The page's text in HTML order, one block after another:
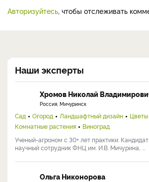
Авторизуйтесь, чтобы отслеживать
Наши эксперты
Хромов Николай
Россия, Мичуринск
Сад Огород Ландшафтный дизайн
Цветы
Комнатные растения
Виноград
Ученый-агроном с 30+ лет практики.
научный сотрудник ФНЦ им. И.В. Мичурина, ...
Ольга Никонорова